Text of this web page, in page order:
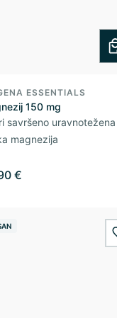
ESSENTIALS
150 mg
savršeno uravnotežena
magnezija
€